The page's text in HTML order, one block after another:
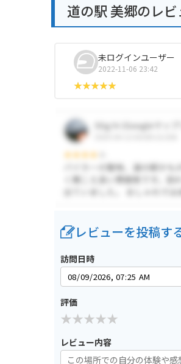
道の駅 美郷のレビ
未ログインユーザー
2022-11-06 23:42
レビューを投稿す
訪問日時
評価
レビュー内容